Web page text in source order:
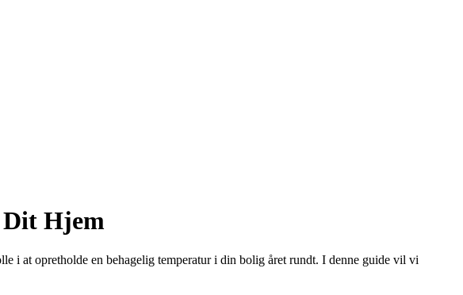
Hjem
i at opretholde en behagelig temperatur i din bolig året rundt. I denne guide vil vi